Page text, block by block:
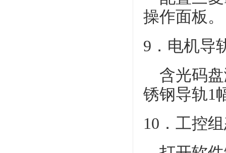
操作面板。
9．电机导
含光码盘
锈钢导轨1
10．工控